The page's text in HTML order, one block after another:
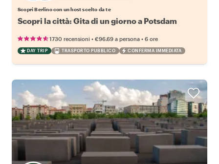
Scopri Berlino con un host scelto da te
Scopri la città: Gita di un giorno a Potsdam
1730 recensioni • €96.69 a persona • 6 ore
DAY TRIP TRASPORTO PUBBLICO CONFERMA IMMEDIATA